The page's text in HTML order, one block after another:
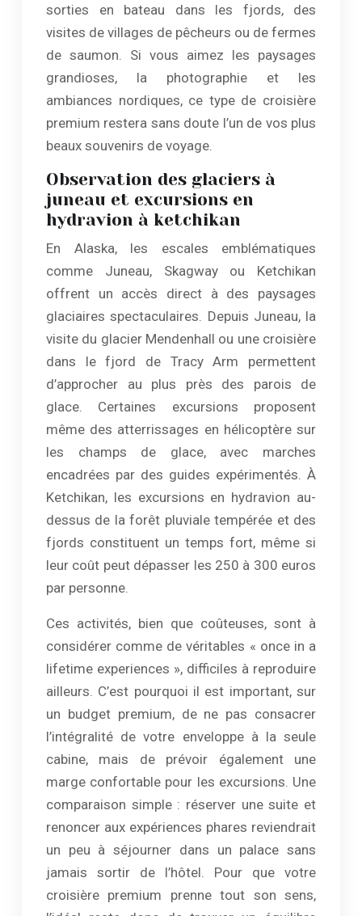
sorties en bateau dans les fjords, des
visites de villages de pêcheurs ou de fermes
de saumon. Si vous aimez les paysages
grandioses, la photographie et les
ambiances nordiques, ce type de croisière
premium restera sans doute l’un de vos plus
beaux souvenirs de voyage.
Observation des glaciers à
juneau et excursions en
hydravion à ketchikan
En Alaska, les escales emblématiques
comme Juneau, Skagway ou Ketchikan
offrent un accès direct à des paysages
glaciaires spectaculaires. Depuis Juneau, la
visite du glacier Mendenhall ou une croisière
dans le fjord de Tracy Arm permettent
d’approcher au plus près des parois de
glace. Certaines excursions proposent
même des atterrissages en hélicoptère sur
les champs de glace, avec marches
encadrées par des guides expérimentés. À
Ketchikan, les excursions en hydravion au-
dessus de la forêt pluviale tempérée et des
fjords constituent un temps fort, même si
leur coût peut dépasser les 250 à 300 euros
par personne.
Ces activités, bien que coûteuses, sont à
considérer comme de véritables « once in a
lifetime experiences », difficiles à reproduire
ailleurs. C’est pourquoi il est important, sur
un budget premium, de ne pas consacrer
l’intégralité de votre enveloppe à la seule
cabine, mais de prévoir également une
marge confortable pour les excursions. Une
comparaison simple : réserver une suite et
renoncer aux expériences phares reviendrait
un peu à séjourner dans un palace sans
jamais sortir de l’hôtel. Pour que votre
croisière premium prenne tout son sens,